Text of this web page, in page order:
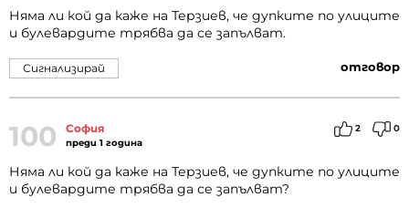
Няма ли кой да каже на Терзиев, че дупките по улиците
и булевардите трябва да се запълват.
отговор
Сигнализирай
100 София
преди 1 година
2 0
Няма ли кой да каже на Терзиев, че дупките по улиците
и булевардите трябва да се запълват?